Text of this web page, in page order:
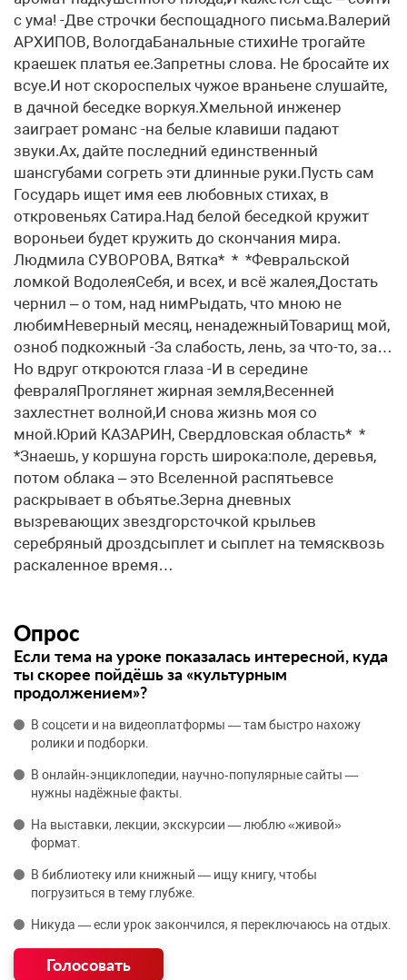
с ума! -Две строчки беспощадного письма.Валерий
АРХИПОВ, ВологдаБанальные стихиНе трогайте
краешек платья ее.Запретны слова. Не бросайте их
всуе.И нот скороспелых чужое враньене слушайте,
в дачной беседке воркуя.Хмельной инженер
заиграет романс -на белые клавиши падают
звуки.Ах, дайте последний единственный
шансгубами согреть эти длинные руки.Пусть сам
Государь ищет имя еев любовных стихах, в
откровеньях Сатира.Над белой беседкой кружит
вороньеи будет кружить до скончания мира.
Людмила СУВОРОВА, Вятка* * *Февральской
ломкой ВодолеяСебя, и всех, и всё жалея,Достать
чернил – о том, над нимРыдать, что мною не
любимНеверный месяц, ненадежныйТоварищ мой,
озноб подкожный -За слабость, лень, за что-то, за…
Но вдруг откроются глаза -И в середине
февраляПроглянет жирная земля,Весенней
захлестнет волной,И снова жизнь моя со
мной.Юрий КАЗАРИН, Свердловская область* *
*Знаешь, у коршуна горсть широка:поле, деревья,
потом облака – это Вселенной распятьевсе
раскрывает в объятье.Зерна дневных
вызревающих звездгорсточкой крыльев
серебряный дроздсыплет и сыплет на темясквозь
раскаленное время…
Опрос
Если тема на уроке показалась интересной, куда
ты скорее пойдёшь за «культурным
продолжением»?
В соцсети и на видеоплатформы — там быстро нахожу
ролики и подборки.
В онлайн‑энциклопедии, научно‑популярные сайты —
нужны надёжные факты.
На выставки, лекции, экскурсии — люблю «живой»
формат.
В библиотеку или книжный — ищу книгу, чтобы
погрузиться в тему глубже.
Никуда — если урок закончился, я переключаюсь на отдых.